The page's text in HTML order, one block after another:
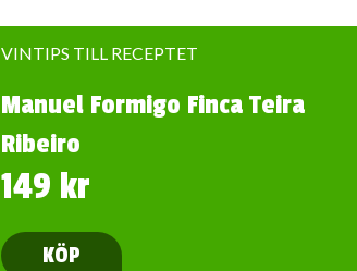
VINTIPS TILL RECEPTET
Manuel Formigo Finca Teira
Ribeiro
149 kr
KÖP